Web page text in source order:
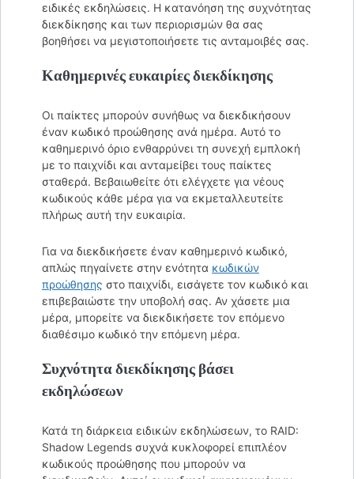
ειδικές εκδηλώσεις. Η κατανόηση της συχνότητας
διεκδίκησης και των περιορισμών θα σας
βοηθήσει να μεγιστοποιήσετε τις ανταμοιβές σας.
Καθημερινές ευκαιρίες διεκδίκησης
Οι παίκτες μπορούν συνήθως να διεκδικήσουν
έναν κωδικό προώθησης ανά ημέρα. Αυτό το
καθημερινό όριο ενθαρρύνει τη συνεχή εμπλοκή
με το παιχνίδι και ανταμείβει τους παίκτες
σταθερά. Βεβαιωθείτε ότι ελέγχετε για νέους
κωδικούς κάθε μέρα για να εκμεταλλευτείτε
πλήρως αυτή την ευκαιρία.
Για να διεκδικήσετε έναν καθημερινό κωδικό,
απλώς πηγαίνετε στην ενότητα κωδικών
προώθησης στο παιχνίδι, εισάγετε τον κωδικό και
επιβεβαιώστε την υποβολή σας. Αν χάσετε μια
μέρα, μπορείτε να διεκδικήσετε τον επόμενο
διαθέσιμο κωδικό την επόμενη μέρα.
Συχνότητα διεκδίκησης βάσει
εκδηλώσεων
Κατά τη διάρκεια ειδικών εκδηλώσεων, το RAID:
Shadow Legends συχνά κυκλοφορεί επιπλέον
κωδικούς προώθησης που μπορούν να